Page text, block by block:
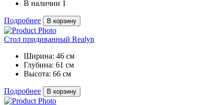
В наличии 1
Подробнее В корзину
Стол придиванный Realyn
Ширина: 46 см
Глубина: 61 см
Высота: 66 см
Подробнее В корзину